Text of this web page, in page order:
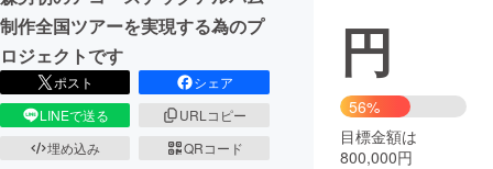
まちづくり・地域活性化
CAMPFIRE for Social Good CAMPFIRE Creation
CAMPFIREふるさと納税
コミュニティ
制作全国ツアーを実現する為のプ
ロジェクトです
ポスト
シェア
LINEで送る
URLコピー
埋め込み
QRコード
円
56%
目標金額は
800,000円